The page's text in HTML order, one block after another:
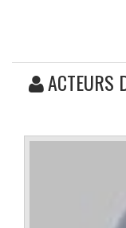
ACTEURS